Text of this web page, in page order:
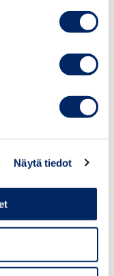
Näytä tiedot
antamiseen
voisi
työntekijöitä
toiseen,
saattaa
vaihteluun
henkilöstön
yhtiön